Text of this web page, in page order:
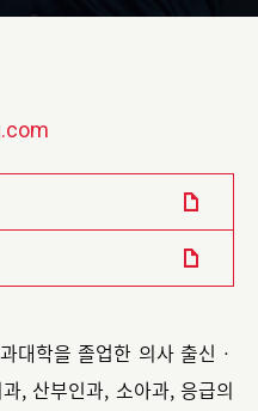
대학을 졸업한 의사 출신ㆍ
, 산부인과, 소아과, 응급의